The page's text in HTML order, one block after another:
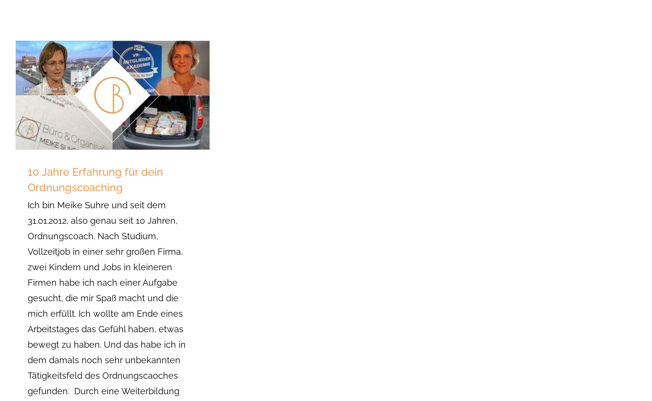
10 Jahre Erfahrung für dein
Ordnungscoaching
Ich bin Meike Suhre und seit dem
31.01.2012, also genau seit 10 Jahren,
Ordnungscoach. Nach Studium,
Vollzeitjob in einer sehr großen Firma,
zwei Kindern und Jobs in kleineren
Firmen habe ich nach einer Aufgabe
gesucht, die mir Spaß macht und die
mich erfüllt. Ich wollte am Ende eines
Arbeitstages das Gefühl haben, etwas
bewegt zu haben. Und das habe ich in
dem damals noch sehr unbekannten
Tätigkeitsfeld des Ordnungscaoches
gefunden. Durch eine Weiterbildung